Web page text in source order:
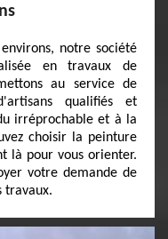
notre société
en travaux de
au service de
qualifiés et
irréprochable et à la
choisir la peinture
là pour vous orienter.
votre demande de
travaux.